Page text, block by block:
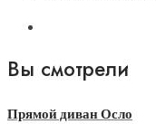
Вы смотрели
Прямой диван Осло